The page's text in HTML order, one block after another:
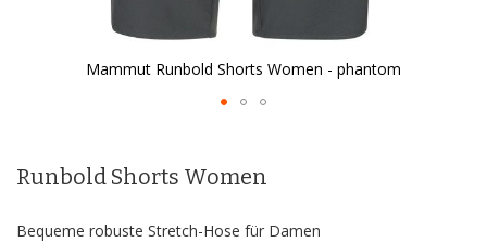
Mammut Runbold Shorts Women - phantom
der
Runbold Shorts Women
Bequeme robuste Stretch-Hose für Damen